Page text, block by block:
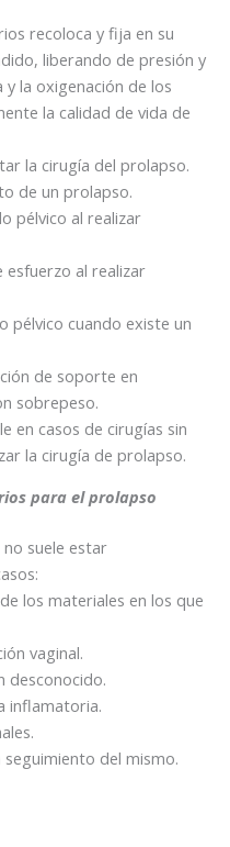
recoloca y fija en su
liberando de presión y
la oxigenación de los
la calidad de vida de
la cirugía del prolapso.
de un prolapso.
pélvico al realizar
esfuerzo al realizar
pélvico cuando existe un
de soporte en
sobrepeso.
en casos de cirugías sin
la cirugía de prolapso.
para el prolapso
suele estar
los materiales en los que
vaginal.
desconocido.
inflamatoria.
seguimiento del mismo.